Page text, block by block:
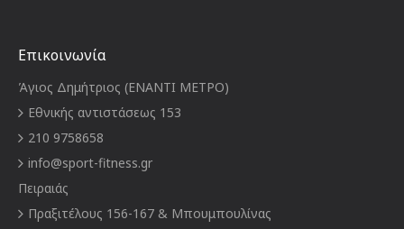
Επικοινωνία
Άγιος Δημήτριος (ΕΝΑΝΤΙ ΜΕΤΡΟ)
Εθνικής αντιστάσεως 153
210 9758658
info@sport-fitness.gr
Πειραιάς
Πραξιτέλους 156-167 & Μπουμπουλίνας